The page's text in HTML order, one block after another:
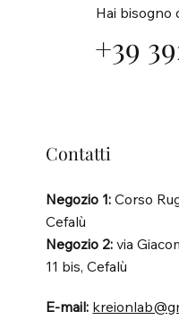
Contatti
Negozio 1: Corso
Cefalù
Negozio 2: via
11 bis, Cefalù
E-mail:
Hai bisogno
+39